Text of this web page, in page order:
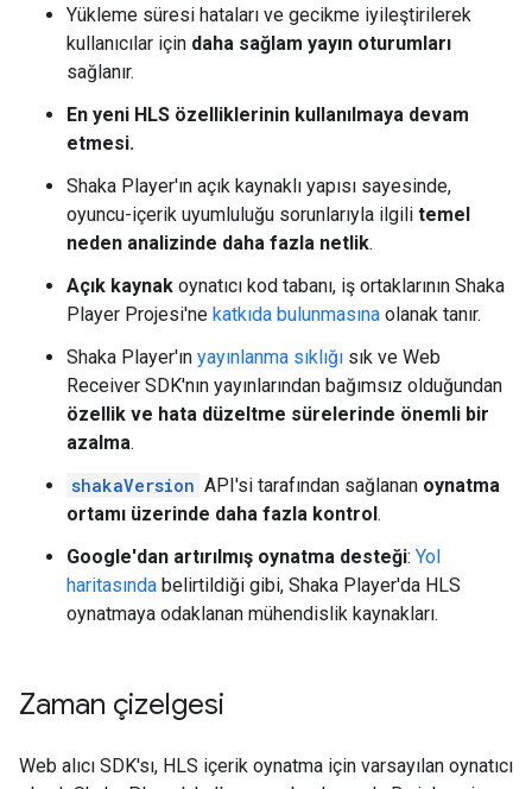
Yükleme süresi hataları ve gecikme iyileştirilerek
kullanıcılar için daha sağlam yayın oturumları
sağlanır.
En yeni HLS özelliklerinin kullanılmaya devam
etmesi.
Shaka Player'ın açık kaynaklı yapısı sayesinde,
oyuncu-içerik uyumluluğu sorunlarıyla ilgili temel
neden analizinde daha fazla netlik.
Açık kaynak oynatıcı kod tabanı, iş ortaklarının Shaka
Player Projesi'ne katkıda bulunmasına olanak tanır.
Shaka Player'ın yayınlanma sıklığı sık ve Web
Receiver SDK'nın yayınlarından bağımsız olduğundan
özellik ve hata düzeltme sürelerinde önemli bir
azalma.
shakaVersion API'si tarafından sağlanan oynatma
ortamı üzerinde daha fazla kontrol.
Google'dan artırılmış oynatma desteği: Yol
haritasında belirtildiği gibi, Shaka Player'da HLS
oynatmaya odaklanan mühendislik kaynakları.
Zaman çizelgesi
Web alıcı SDK'sı, HLS içerik oynatma için varsayılan oynatıcı